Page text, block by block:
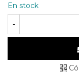
En stock
-